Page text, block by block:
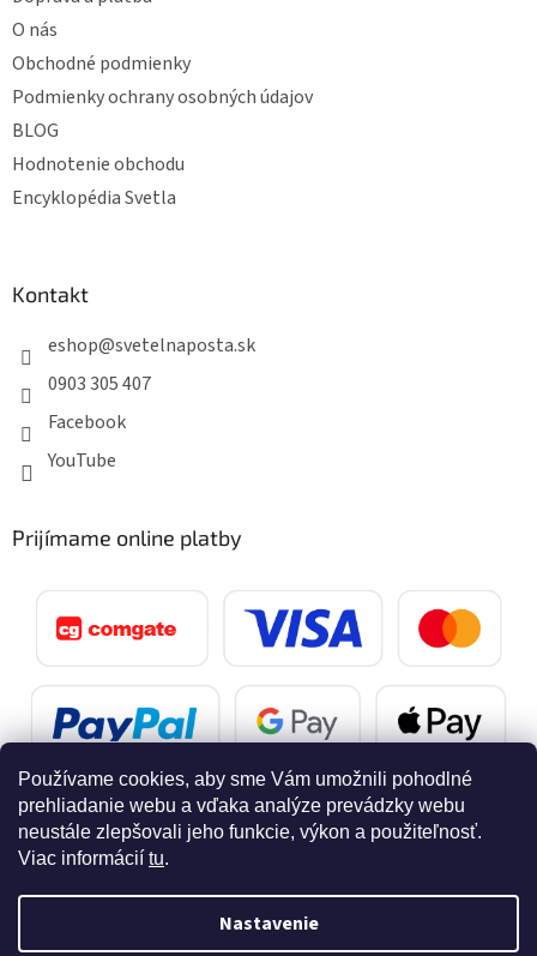
Používame cookies, aby sme Vám umožnili pohodlné
prehliadanie webu a vďaka analýze prevádzky webu
neustále zlepšovali jeho funkcie, výkon a použiteľnosť.
Viac informácií tu.
Nastavenie
O nás
Obchodné podmienky
Podmienky ochrany osobných údajov
BLOG
Hodnotenie obchodu
Encyklopédia Svetla
Kontakt
eshop@svetelnaposta.sk
0903 305 407
Facebook
YouTube
Prijímame online platby
Vytvoril Shoptet